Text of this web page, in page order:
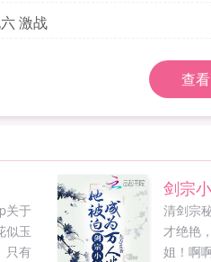
激战
查
关于
似玉
只有
剑宗
清剑宗
才绝艳
姐！啊